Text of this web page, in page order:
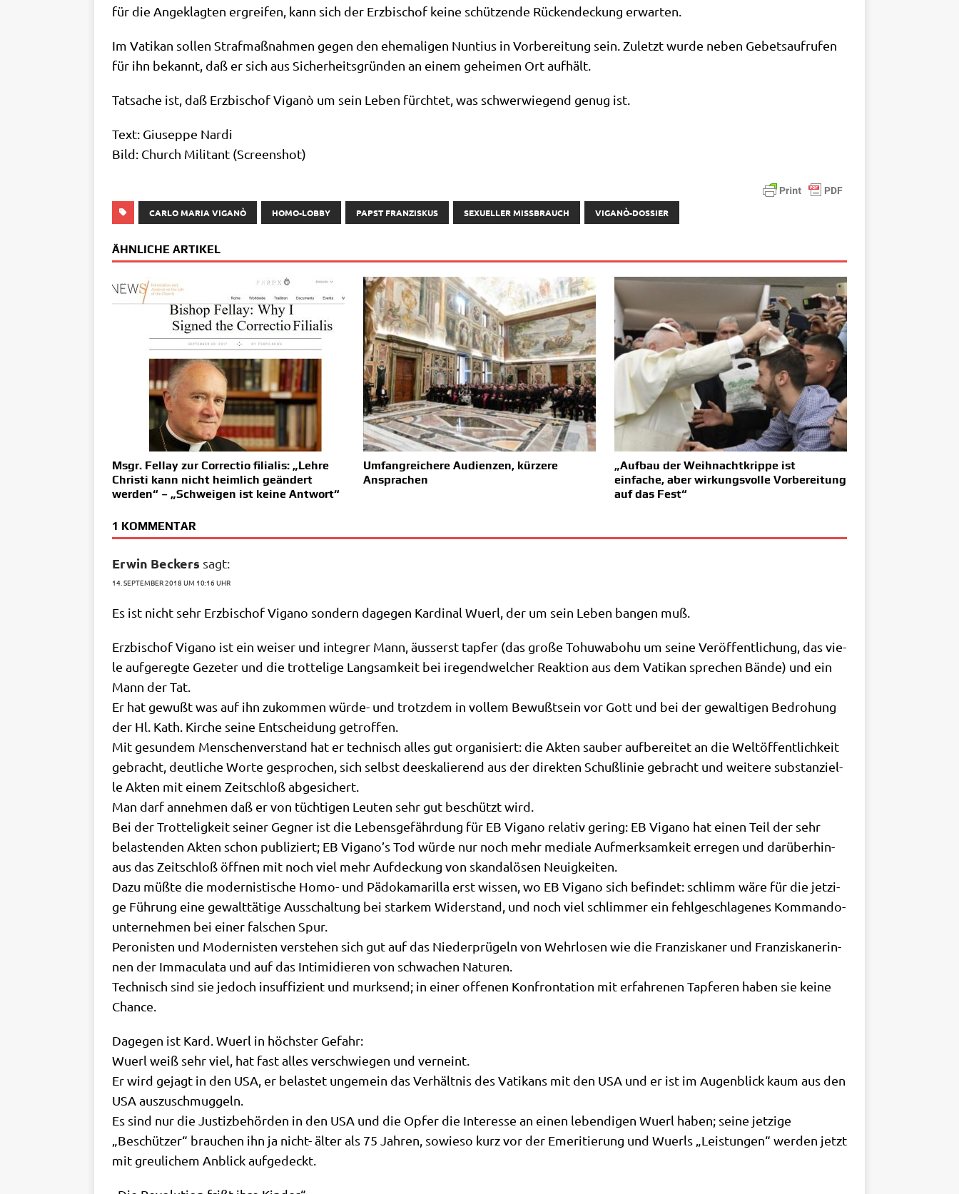
für die Ange­klag­ten ergrei­fen, kann sich der Erz­bi­schof kei­ne schüt­zen­de Rücken­deckung erwarten.
Im Vati­kan sol­len Straf­maß­nah­men gegen den ehe­ma­li­gen Nun­ti­us in Vor­be­rei­tung sein. Zuletzt wur­de neben Gebets­auf­ru­fen
für ihn bekannt, daß er sich aus Sicher­heits­grün­den an einem gehei­men Ort aufhält.
Tat­sa­che ist, daß Erz­bi­schof Viganò um sein Leben fürch­tet, was schwer­wie­gend genug ist.
Text: Giu­sep­pe Nardi
Bild: Church Mili­tant (Screen­shot)
CARLO MARIA VIGANÒ HOMO-LOBBY PAPST FRANZISKUS SEXUELLER MISSBRAUCH VIGANÒ-DOSSIER
ÄHNLICHE ARTIKEL
Msgr. Fellay zur Correctio filialis: „Lehre
Christi kann nicht heimlich geändert
werden“ – „Schweigen ist keine Antwort“
Umfangreichere Audienzen, kürzere
Ansprachen
„Aufbau der Weihnachtkrippe ist
einfache, aber wirkungsvolle Vorbereitung
auf das Fest“
1 KOMMENTAR
Erwin Beckers sagt:
14. SEPTEMBER 2018 UM 10:16 UHR
Es ist nicht sehr Erz­bi­schof Vig­a­no son­dern dage­gen Kar­di­nal Wuerl, der um sein Leben ban­gen muß.
Erz­bi­schof Vig­a­no ist ein wei­ser und inte­grer Mann, äusserst tap­fer (das gro­ße Tohu­wa­bo­hu um sei­ne Ver­öf­fent­li­chung, das vie­
le auf­ge­reg­te Geze­ter und die trot­te­li­ge Lang­sam­keit bei ire­gend­wel­cher Reak­ti­on aus dem Vati­kan spre­chen Bän­de) und ein
Mann der Tat.
Er hat gewußt was auf ihn zukom­men wür­de- und trotz­dem in vol­lem Bewußt­sein vor Gott und bei der gewal­ti­gen Bedro­hung
der Hl. Kath. Kir­che sei­ne Ent­schei­dung getroffen.
Mit gesun­dem Men­schen­ver­stand hat er tech­nisch alles gut orga­ni­siert: die Akten sau­ber auf­be­rei­tet an die Welt­öf­fent­lich­keit
gebracht, deut­li­che Wor­te gespro­chen, sich selbst dees­ka­lie­rend aus der direk­ten Schuß­li­nie gebracht und wei­te­re sub­stan­zi­el­
le Akten mit einem Zeit­schloß abgesichert.
Man darf anneh­men daß er von tüch­ti­gen Leu­ten sehr gut beschützt wird.
Bei der Trot­te­lig­keit sei­ner Geg­ner ist die Lebens­ge­fähr­dung für EB Vig­a­no rela­tiv gering: EB Vig­a­no hat einen Teil der sehr
bela­sten­den Akten schon publi­ziert; EB Vigano’s Tod wür­de nur noch mehr media­le Auf­merk­sam­keit erre­gen und dar­über­hin­
aus das Zeit­schloß öff­nen mit noch viel mehr Auf­deckung von skan­da­lö­sen Neuigkeiten.
Dazu müß­te die moder­ni­sti­sche Homo- und Pädo­ka­ma­ril­la erst wis­sen, wo EB Vig­a­no sich befin­det: schlimm wäre für die jet­zi­
ge Füh­rung eine gewalt­tä­ti­ge Aus­schal­tung bei star­kem Wider­stand, und noch viel schlim­mer ein fehl­ge­schla­ge­nes Kom­man­do­
un­ter­neh­men bei einer fal­schen Spur.
Pero­ni­sten und Moder­ni­sten ver­ste­hen sich gut auf das Nie­der­prü­geln von Wehr­lo­sen wie die Fran­zis­ka­ner und Fran­zis­ka­ne­rin­
nen der Imma­cu­la­ta und auf das Inti­mi­die­ren von schwa­chen Naturen.
Tech­nisch sind sie jedoch insuf­fi­zi­ent und murk­send; in einer offe­nen Kon­fron­ta­ti­on mit erfah­re­nen Tap­fe­ren haben sie kei­ne
Chance.
Dage­gen ist Kard. Wuerl in höch­ster Gefahr:
Wuerl weiß sehr viel, hat fast alles ver­schwie­gen und verneint.
Er wird gejagt in den USA, er bela­stet unge­mein das Ver­hält­nis des Vati­kans mit den USA und er ist im Augen­blick kaum aus den
USA auszuschmuggeln.
Es sind nur die Justiz­be­hör­den in den USA und die Opfer die Inter­es­se an einen leben­di­gen Wuerl haben; sei­ne jet­zi­ge
„Beschüt­zer“ brau­chen ihn ja nicht- älter als 75 Jah­ren, sowie­so kurz vor der Eme­ri­tie­rung und Wuerls „Lei­stun­gen“ wer­den jetzt
mit greu­li­chem Anblick aufgedeckt.